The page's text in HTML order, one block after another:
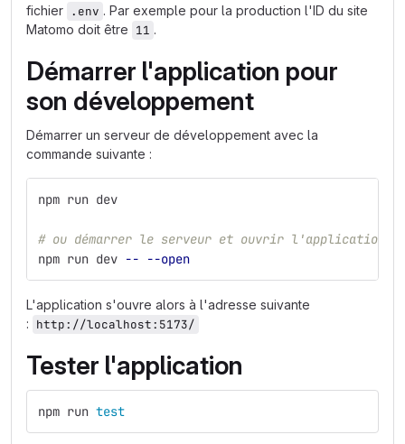
fichier .env . Par exemple pour la production l'ID du site
Matomo doit être 11 .
Démarrer l'application pour
son développement
Démarrer un serveur de développement avec la
commande suivante :
npm run dev
# ou démarrer le serveur et ouvrir l'application
npm run dev -- --open
L'application s'ouvre alors à l'adresse suivante
: http://localhost:5173/
Tester l'application
npm run test